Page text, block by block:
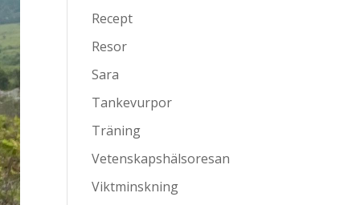
Recept
Resor
Sara
Tankevurpor
Träning
Vetenskapshälsoresan
Viktminskning